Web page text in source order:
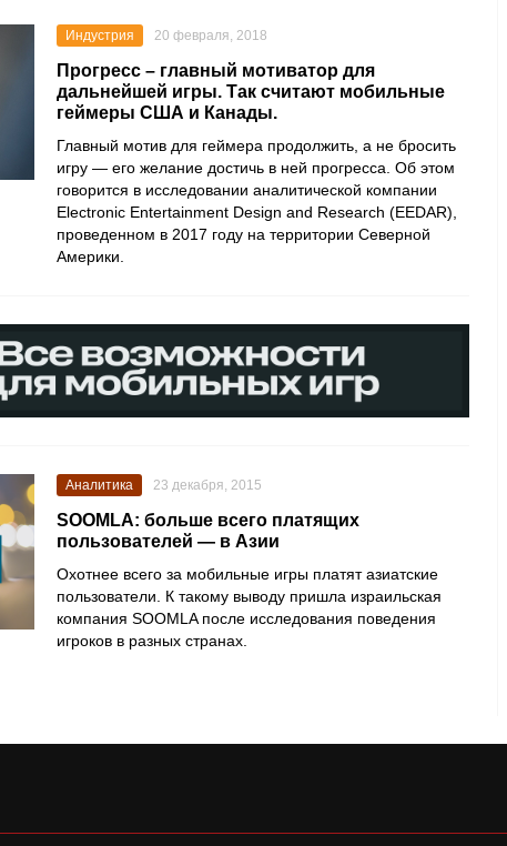
Индустрия 20 февраля, 2018
Прогресс – главный мотиватор для
дальнейшей игры. Так считают мобильные
геймеры США и Канады.
Главный мотив для геймера продолжить, а не бросить
игру — его желание достичь в ней прогресса. Об этом
говорится в исследовании аналитической компании
Electronic Entertainment Design and Research (EEDAR),
проведенном в 2017 году на территории Северной
Америки.
Аналитика 23 декабря, 2015
SOOMLA: больше всего платящих
пользователей — в Азии
Охотнее всего за мобильные игры платят азиатские
пользователи. К такому выводу пришла израильская
компания SOOMLA после исследования поведения
игроков в разных странах.